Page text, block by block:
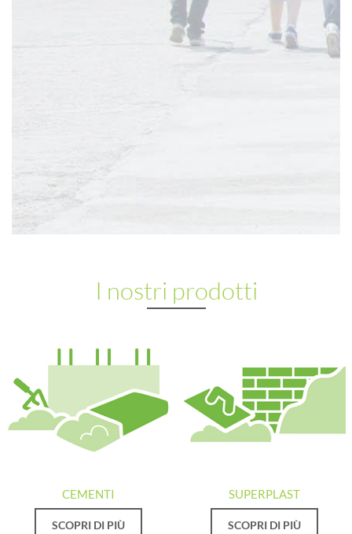
I nostri prodotti
CEMENTI
SCOPRI DI PIÙ
SUPERPLAST
SCOPRI DI PIÙ